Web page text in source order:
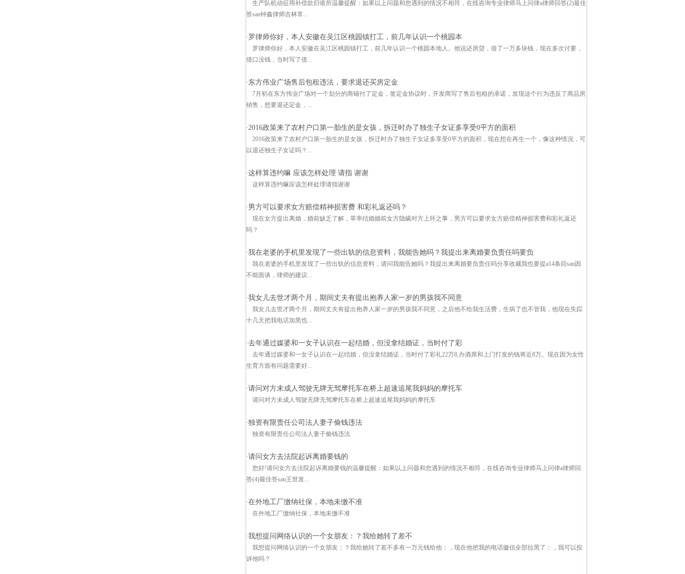
生产队机动征用补偿款归谁所温馨提醒：如果以上问题和您遇到的情况不相符，在线咨询专业律师马上问律a律师回答(2)最佳
答san钟鑫律师吉林常...
·罗律师你好，本人安徽在吴江区桃园镇打工，前几年认识一个桃园本
罗律师你好，本人安徽在吴江区桃园镇打工，前几年认识一个桃园本地人。他说还房贷，借了一万多块钱，现在多次讨要，
借口没钱，当时写了借...
·东方伟业广场售后包租违法，要求退还买房定金
7月初在东方伟业广场对一个划分的商铺付了定金，签定金协议时，开发商写了售后包租的承诺，发现这个行为违反了商品房
销售，想要退还定金，...
·2016政策来了农村户口第一胎生的是女孩，拆迁时办了独生子女证多享受0平方的面积
2016政策来了农村户口第一胎生的是女孩，拆迁时办了独生子女证多享受0平方的面积，现在想在再生一个，像这种情况，可
以退还独生子女证吗？...
·这样算违约嘛 应该怎样处理 请指 谢谢
这样算违约嘛应该怎样处理请指谢谢
·男方可以要求女方赔偿精神损害费 和彩礼返还吗？
现在女方提出离婚，婚前缺乏了解，草率结婚婚前女方隐瞒对方上环之事，男方可以要求女方赔偿精神损害费和彩礼返还
吗？
·我在老婆的手机里发现了一些出轨的信息资料，我能告她吗？我提出来离婚要负责任吗要负
我在老婆的手机里发现了一些出轨的信息资料，请问我能告她吗？我提出来离婚要负责任吗分享收藏我也要提a14条回san因
不能面谈，律师的建议...
·我女儿去世才两个月，期间丈夫有提出抱养人家一岁的男孩我不同意
我女儿去世才两个月，期间丈夫有提出抱养人家一岁的男孩我不同意，之后他不给我生活费，生病了也不管我，他现在失踪
十几天把我电话加黑也...
·去年通过媒婆和一女子认识在一起结婚，但没拿结婚证，当时付了彩
去年通过媒婆和一女子认识在一起结婚，但没拿结婚证，当时付了彩礼22万8,办酒席和上门打发的钱将近8万。现在因为女性
生育方面有问题需要好...
·请问对方未成人驾驶无牌无驾摩托车在桥上超速追尾我妈妈的摩托车
请问对方未成人驾驶无牌无驾摩托车在桥上超速追尾我妈妈的摩托车
·独资有限责任公司法人妻子偷钱违法
独资有限责任公司法人妻子偷钱违法
·请问女方去法院起诉离婚要钱的
您好!请问女方去法院起诉离婚要钱的温馨提醒：如果以上问题和您遇到的情况不相符，在线咨询专业律师马上问律a律师回
答(4)最佳答san王世发...
·在外地工厂缴纳社保，本地未缴不准
在外地工厂缴纳社保，本地未缴不准
·我想提问网络认识的一个女朋友：？我给她转了差不
我想提问网络认识的一个女朋友：？我给她转了差不多有一万元钱给他：，现在他把我的电话徽信全部拉黑了：，我可以投
诉他吗？